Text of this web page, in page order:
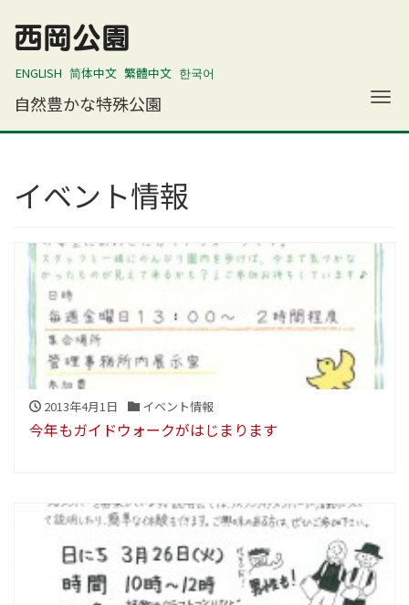
西岡公園
ENGLISH 简体中文 繁體中文 한국어
自然豊かな特殊公園 ナ
イベント情報
2013年4月1日 イベント情報
今年もガイドウォークがはじまります